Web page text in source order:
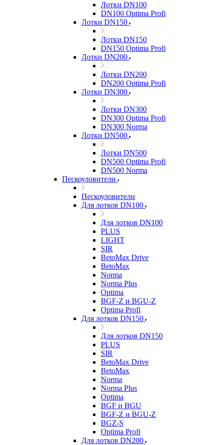
Лотки DN100
DN100 Optima Profi
Лотки DN150
Лотки DN150
DN150 Optima Profi
Лотки DN200
Лотки DN200
DN200 Optima Profi
Лотки DN300
Лотки DN300
DN300 Optima Profi
DN300 Norma
Лотки DN500
Лотки DN500
DN500 Optima Profi
DN500 Norma
Пескоуловители
Пескоуловители
Для лотков DN100
Для лотков DN100
PLUS
LIGHT
SIR
BetoMax Drive
BetoMax
Norma
Norma Plus
Optima
BGF-Z и BGU-Z
Optima Profi
Для лотков DN150
Для лотков DN150
PLUS
SIR
BetoMax Drive
BetoMax
Norma
Norma Plus
Optima
BGF и BGU
BGF-Z и BGU-Z
BGZ-S
Optima Profi
Для лотков DN200